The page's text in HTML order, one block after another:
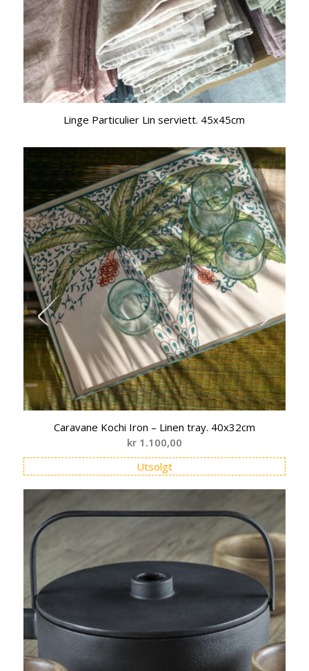
Linge Particulier Lin serviett. 45x45cm
Caravane Kochi Iron – Linen tray. 40x32cm
kr1.100,00
Utsolgt